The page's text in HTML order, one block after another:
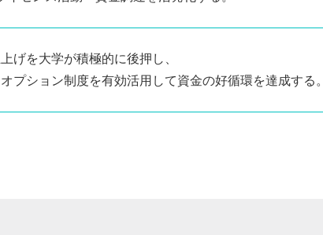
げを大学が積極的に後押し、
プション制度を有効活用して資金の好循環を達成する。